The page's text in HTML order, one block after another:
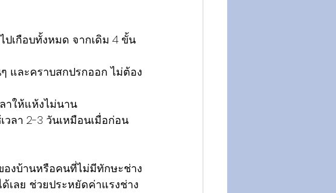
เกือบทั้งหมด จากเดิม 4 ขั้น
และคราบสกปรกออก ไม่ต้อง
าให้แห้งไม่นาน
ลา 2-3 วันเหมือนเมื่อก่อน
องบ้านหรือคนที่ไม่มีทักษะช่าง
เลย ช่วยประหยัดค่าแรงช่าง